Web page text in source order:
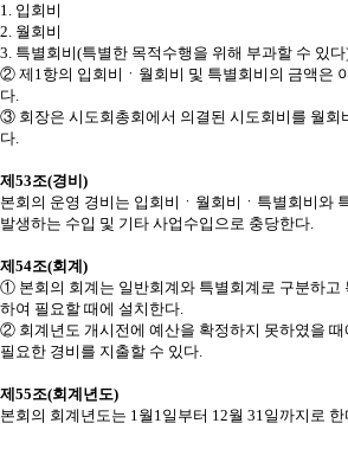
1. 입회비
2. 월회비
3. 특별회비(특별한 목적수행을 위해 부과할 수 있다
② 제 1항의 입회비 ㆍ 월회비 및 특별회비의 금액은
다.
③ 회장은 시도회총회에서 의결된 시도회비를 월회
다.
제 53조(경비 )
본회의 운영 경비는 입회비 ㆍ 월회비 ㆍ 특별회비와
발생하는 수입 및 기타 사업수입으로 충당한다.
제 54조(회계 )
① 본회의 회계는 일반회계와 특별회계로 구분하고
하여 필요할 때에 설치한다.
② 회계년도 개시전에 예산을 확정하지 못하였을
필요한 경비를 지출할 수 있다.
제 55조(회계년도)
본회의 회계년도는 1월 1일부터 12월 31일까지로 한